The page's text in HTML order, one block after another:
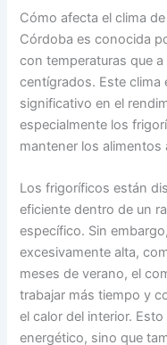
Cómo afecta el clima
Córdoba es conocida
con temperaturas que
centígrados. Este clima
significativo en el
especialmente los
mantener los alimentos
Los frigoríficos están
eficiente dentro de un
específico. Sin
excesivamente alta,
meses de verano, el
trabajar más tiempo y
el calor del interior.
energético, sino que